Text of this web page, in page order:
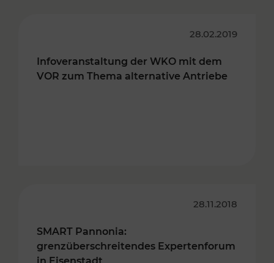
28.02.2019
Infoveranstaltung der WKO mit dem
VOR zum Thema alternative Antriebe
28.11.2018
SMART Pannonia:
grenzüberschreitendes Expertenforum